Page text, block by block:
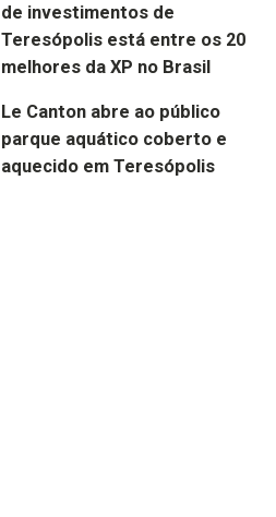
de investimentos de
Teresópolis está entre os 20
melhores da XP no Brasil
Le Canton abre ao público
parque aquático coberto e
aquecido em Teresópolis